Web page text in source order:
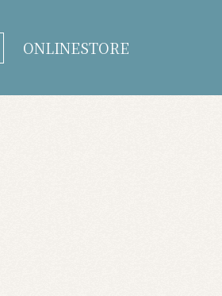
ONLINESTORE